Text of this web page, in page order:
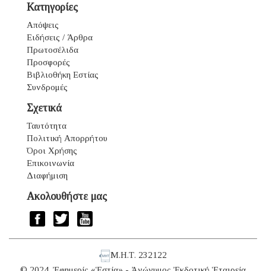
Κατηγορίες
Απόψεις
Ειδήσεις / Άρθρα
Πρωτοσέλιδα
Προσφορές
Βιβλιοθήκη Εστίας
Συνδρομές
Σχετικά
Ταυτότητα
Πολιτική Απορρήτου
Όροι Χρήσης
Επικοινωνία
Διαφήμιση
Ακολουθήστε μας
Μ.Η.Τ. 232122